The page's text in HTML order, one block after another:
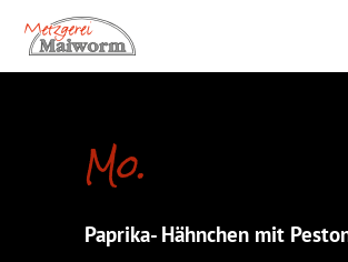
Inhalt
springen
Lieferung & Catering
Metzgerei
Mo.
Paprika- Hähnchen mit